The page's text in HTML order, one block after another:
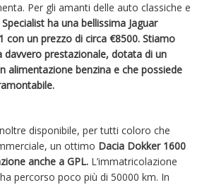
Per gli amanti delle auto classiche e
Specialist ha una bellissima Jaguar
con un prezzo di circa €8500. Stiamo
davvero prestazionale, dotata di un
alimentazione benzina e che possiede
disponibile, per tutti coloro che
un ottimo Dacia Dokker 1600
anche a GPL. L’immatricolazione
percorso poco più di 50000 km. In